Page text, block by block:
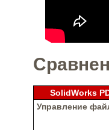
SolidWorks
Управление